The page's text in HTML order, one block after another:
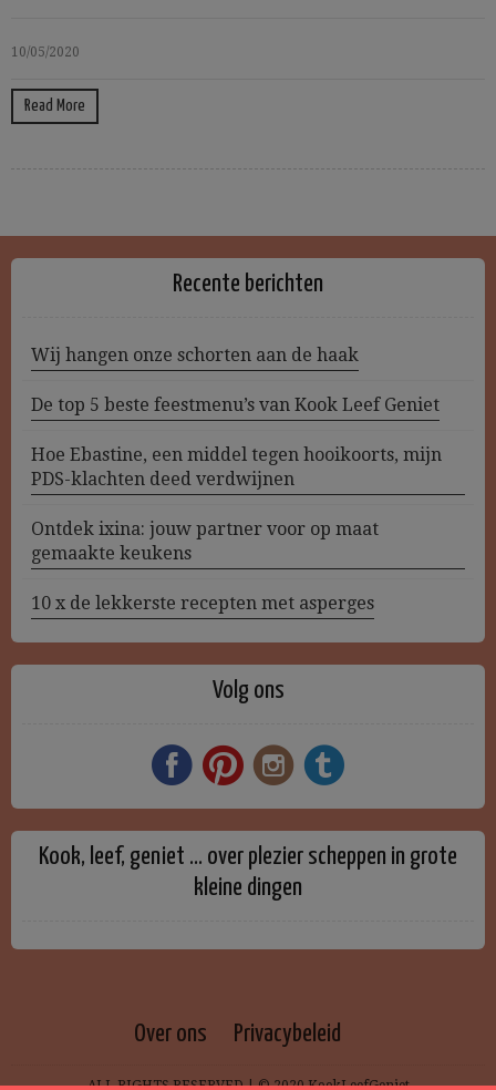
10/05/2020
Read More
Recente berichten
Wij hangen onze schorten aan de haak
De top 5 beste feestmenu’s van Kook Leef Geniet
Hoe Ebastine, een middel tegen hooikoorts, mijn
PDS-klachten deed verdwijnen
Ontdek ixina: jouw partner voor op maat
gemaakte keukens
10 x de lekkerste recepten met asperges
Volg ons
Kook, leef, geniet … over plezier scheppen in grote
kleine dingen
Over ons Privacybeleid
ALL RIGHTS RESERVED | © 2020 KookLeefGeniet